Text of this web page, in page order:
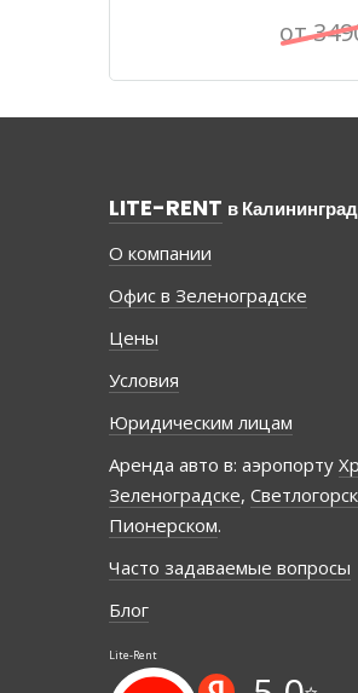
от
LITE-RENT в
О компании
Офис в Зеленоградске
Цены
Условия
Юридическим лицам
Аренда авто в: аэропорту
Зеленоградске,
Пионерском.
Часто задаваемые вопросы
Блог
Lite-Rent